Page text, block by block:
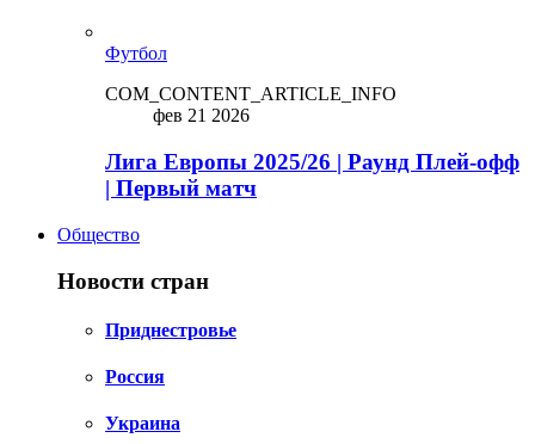
Футбол
COM_CONTENT_ARTICLE_INFO
фев 21 2026
Лига Европы 2025/26 | Раунд Плей-офф
| Первый матч
Общество
Новости стран
Приднестровье
Россия
Украина